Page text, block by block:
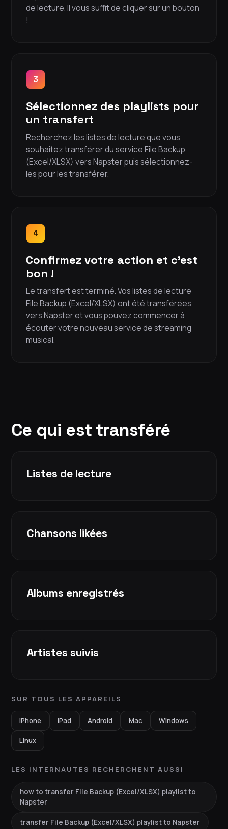
de lecture. Il vous suffit de cliquer sur un bouton
!
3
Sélectionnez des playlists pour
un transfert
Recherchez les listes de lecture que vous
souhaitez transférer du service File Backup
(Excel/XLSX) vers Napster puis sélectionnez-
les pour les transférer.
4
Confirmez votre action et c'est
bon !
Le transfert est terminé. Vos listes de lecture
File Backup (Excel/XLSX) ont été transférées
vers Napster et vous pouvez commencer à
écouter votre nouveau service de streaming
musical.
Ce qui est transféré
Listes de lecture
Chansons likées
Albums enregistrés
Artistes suivis
SUR TOUS LES APPAREILS
iPhone iPad Android Mac Windows
Linux
LES INTERNAUTES RECHERCHENT AUSSI
how to transfer File Backup (Excel/XLSX) playlist to
Napster
transfer File Backup (Excel/XLSX) playlist to Napster